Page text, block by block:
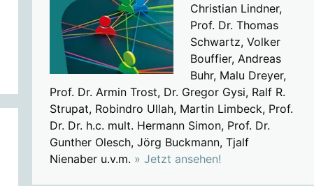
Christian Lindner,
Prof. Dr. Thomas
Schwartz, Volker
Bouffier, Andreas
Buhr, Malu Dreyer,
Prof. Dr. Armin Trost, Dr. Gregor Gysi, Ralf R.
Strupat, Robindro Ullah, Martin Limbeck, Prof.
Dr. Dr. h.c. mult. Hermann Simon, Prof. Dr.
Gunther Olesch, Jörg Buckmann, Tjalf
Nienaber u.v.m. » Jetzt ansehen!